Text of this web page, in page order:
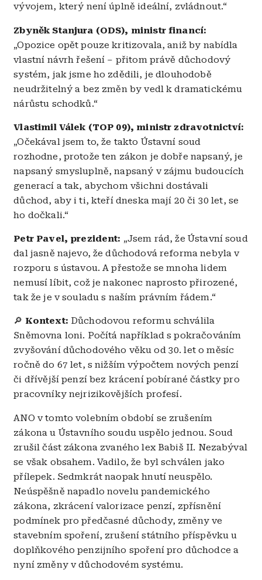
vývojem, který není úplně ideální, zvládnout.“
Zbyněk Stanjura (ODS), ministr financí:
„Opozice opět pouze kritizovala, aniž by nabídla
vlastní návrh řešení – přitom právě důchodový
systém, jak jsme ho zdědili, je dlouhodobě
neudržitelný a bez změn by vedl k dramatickému
nárůstu schodků.“
Vlastimil Válek (TOP 09), ministr zdravotnictví:
„Očekával jsem to, že takto Ústavní soud
rozhodne, protože ten zákon je dobře napsaný, je
napsaný smysluplně, napsaný v zájmu budoucích
generací a tak, abychom všichni dostávali
důchod, aby i ti, kteří dneska mají 20 či 30 let, se
ho dočkali.“
Petr Pavel, prezident: „Jsem rád, že Ústavní soud
dal jasně najevo, že důchodová reforma nebyla v
rozporu s ústavou. A přestože se mnoha lidem
nemusí líbit, což je nakonec naprosto přirozené,
tak že je v souladu s naším právním řádem.“
🔎 Kontext: Důchodovou reformu schválila
Sněmovna loni. Počítá například s pokračováním
zvyšování důchodového věku od 30. let o měsíc
ročně do 67 let, s nižším výpočtem nových penzí
či dřívější penzí bez krácení pobírané částky pro
pracovníky nejrizikovějších profesí.
ANO v tomto volebním období se zrušením
zákona u Ústavního soudu uspělo jednou. Soud
zrušil část zákona zvaného lex Babiš II. Nezabýval
se však obsahem. Vadilo, že byl schválen jako
přílepek. Sedmkrát naopak hnutí neuspělo.
Neúspěšně napadlo novelu pandemického
zákona, zkrácení valorizace penzí, zpřísnění
podmínek pro předčasné důchody, změny ve
stavebním spoření, zrušení státního příspěvku u
doplňkového penzijního spoření pro důchodce a
nyní změny v důchodovém systému.